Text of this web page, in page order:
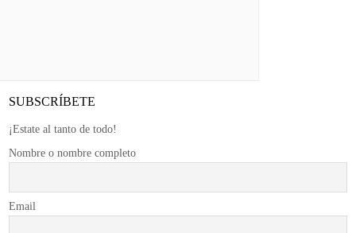
SUBSCRÍBETE
¡Estate al tanto de todo!
Nombre o nombre completo
Email